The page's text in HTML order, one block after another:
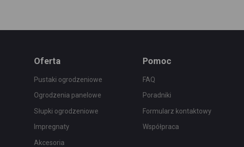
Oferta
Pustaki ogrodzeniowe
Ogrodzenia panelowe
Słupki ogrodzeniowe
Impregnaty
Akcesoria
Pomoc
FAQ
Poradniki
Formularz kontaktowy
Współpraca